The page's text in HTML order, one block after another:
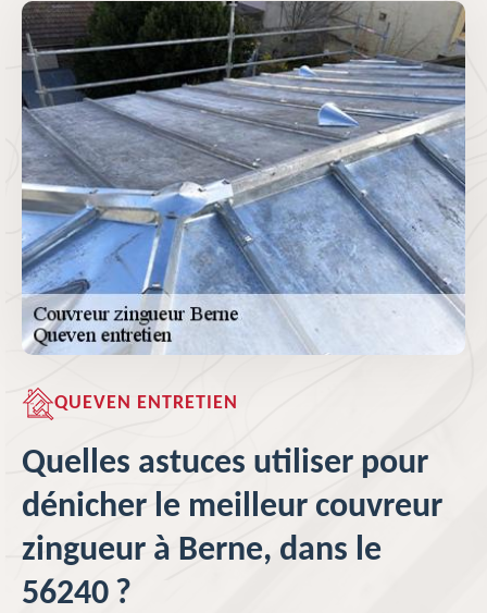
QUEVEN ENTRETIEN
Quelles astuces utiliser pour
dénicher le meilleur couvreur
zingueur à Berne, dans le
56240 ?